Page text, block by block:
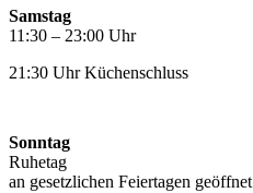
Samstag
11:30 – 23:00 Uhr
21:30 Uhr Küchenschluss
Sonntag
Ruhetag
an gesetzlichen Feiertagen geöffnet